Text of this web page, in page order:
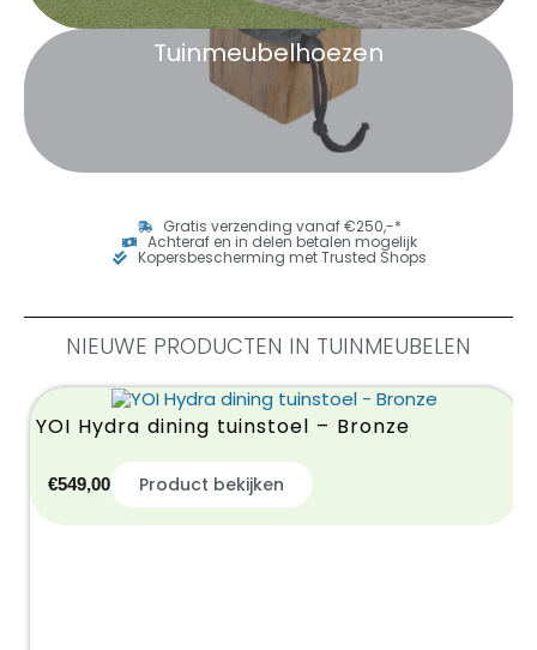
Tuinmeubelhoezen
Gratis verzending vanaf €250,-*
Achteraf en in delen betalen mogelijk
Kopersbescherming met Trusted Shops
NIEUWE PRODUCTEN IN TUINMEUBELEN
YOI Hydra dining tuinstoel – Bronze
€549,00 Product bekijken